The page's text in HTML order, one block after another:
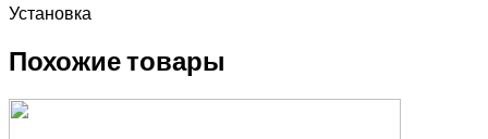
Установка
Похожие товары